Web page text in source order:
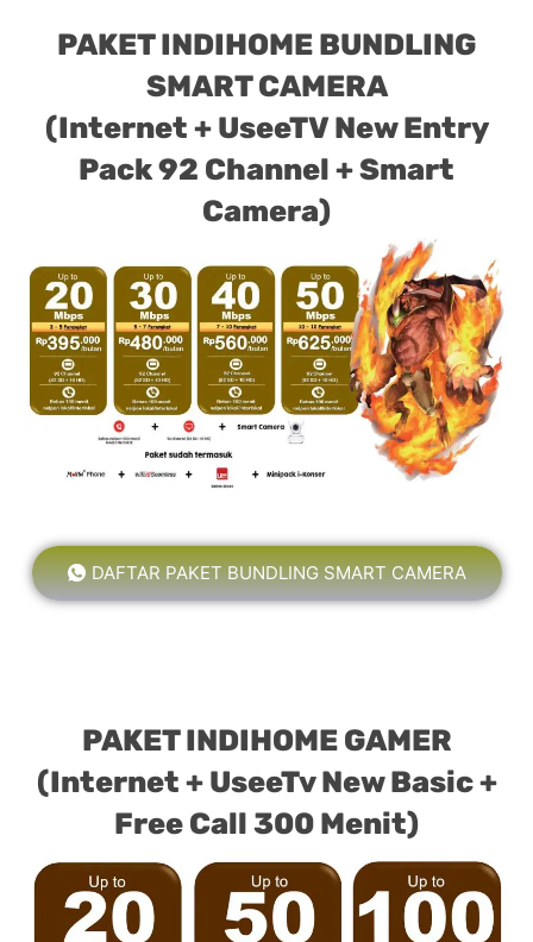
PAKET INDIHOME BUNDLING
SMART CAMERA
(Internet + UseeTV New Entry
Pack 92 Channel + Smart
Camera)
DAFTAR PAKET BUNDLING SMART CAMERA
PAKET INDIHOME GAMER
(Internet + UseeTv New Basic +
Free Call 300 Menit)